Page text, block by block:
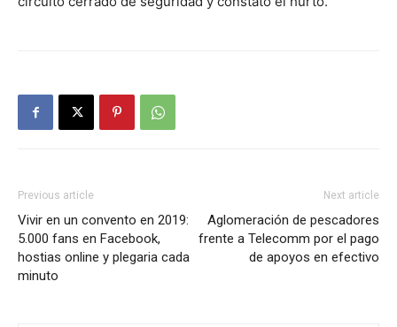
Previous article
Vivir en un convento en 2019:
5.000 fans en Facebook,
hostias online y plegaria cada
minuto
Next article
Aglomeración de pescadores
frente a Telecomm por el pago
de apoyos en efectivo